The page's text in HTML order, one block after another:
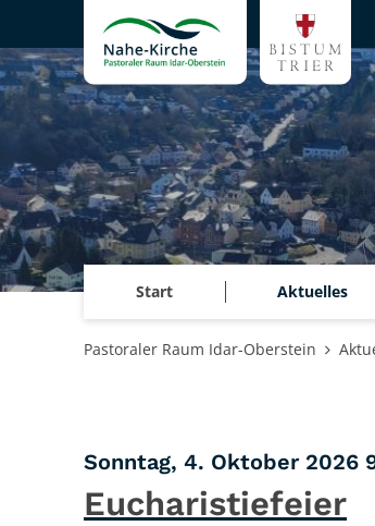
Zum Inhalt springen
Start Aktuelles
Pastoraler Raum Idar-Oberstein
Sonntag, 4. Oktober 2026
Eucharistiefeier